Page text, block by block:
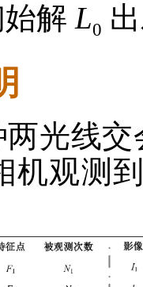
解 L0
光线
机观测